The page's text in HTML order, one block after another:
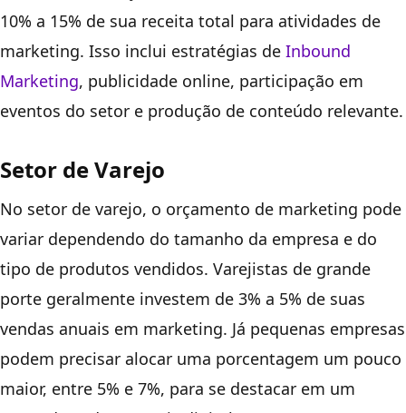
10% a 15% de sua receita total para atividades de
marketing. Isso inclui estratégias de Inbound
Marketing, publicidade online, participação em
eventos do setor e produção de conteúdo relevante.
Setor de Varejo
No setor de varejo, o orçamento de marketing pode
variar dependendo do tamanho da empresa e do
tipo de produtos vendidos. Varejistas de grande
porte geralmente investem de 3% a 5% de suas
vendas anuais em marketing. Já pequenas empresas
podem precisar alocar uma porcentagem um pouco
maior, entre 5% e 7%, para se destacar em um